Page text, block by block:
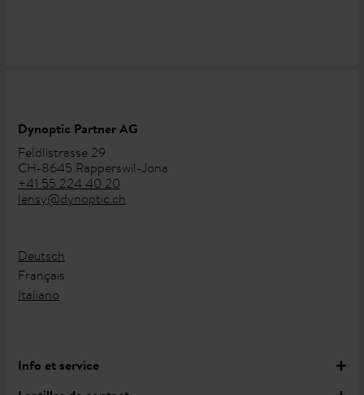
Dynoptic Partner AG
Feldlistrasse 29
CH-8645 Rapperswil-Jona
+41 55 224 40 20
lensy@dynoptic.ch
Deutsch
Français
Italiano
Info et service